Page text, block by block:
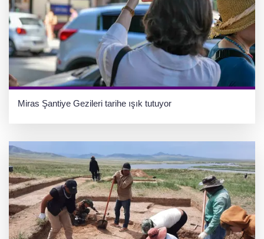
Miras Şantiye Gezileri tarihe ışık tutuyor